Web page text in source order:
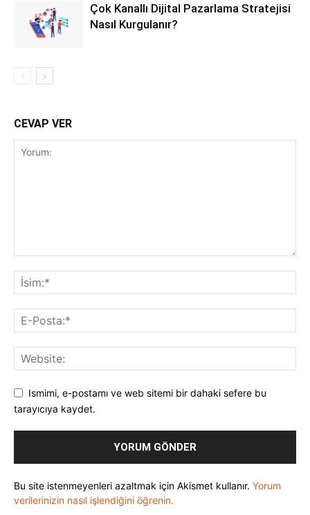
Çok Kanallı Dijital Pazarlama Stratejisi
Nasıl Kurgulanır?
CEVAP VER
Ismimi, e-postamı ve web sitemi bir dahaki sefere bu
tarayıcıya kaydet.
Bu site istenmeyenleri azaltmak için Akismet kullanır. Yorum
verilerinizin nasıl işlendiğini öğrenin.